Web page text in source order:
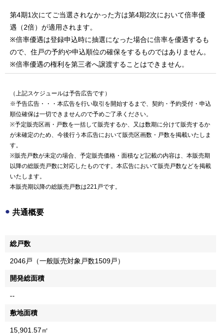
第4期1次にてご当選されなかった方は第4期2次において倍率優
遇（2倍）が適用されます。
※倍率優遇は登録申込時に抽選になった場合に倍率を優遇するも
ので、住戸の予約や申込順位の確保をするものではありません。
※倍率優遇の権利を第三者へ譲渡することはできません。
（上記スケジュールは予告広告です）
※予告広告・・・本広告を行い取引を開始するまで、契約・予約受付・申込
順位確保は一切できませんので予めご了承ください。
※予定販売区画・戸数を一括して販売するか、又は数期に分けて販売するか
が未確定のため、今後行う本広告において販売区画数・戸数を掲載いたしま
す。
※販売戸数が未定の場合、予定販売価格・面積など記載の内容は、本販売期
以降の総販売戸数に対応したものです。本広告において販売戸数などを掲載
いたします。
本販売期以降の総販売戸数は221戸です。
共通概要
総戸数
2046戸（一般販売対象戸数1509戸）
開発総面積
--
敷地面積
15,901.57㎡